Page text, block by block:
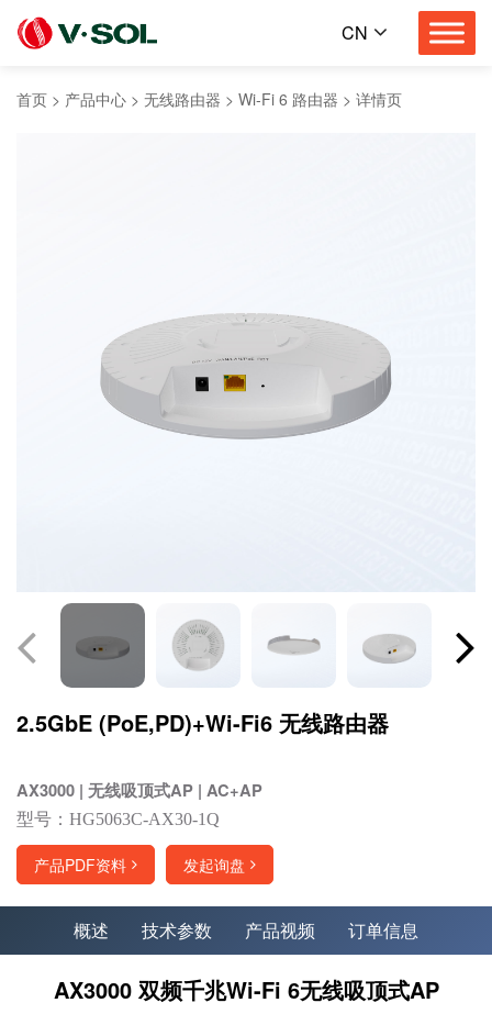
CN
首页 > 产品中心 > 无线路由器 > Wi-Fi 6 路由器 > 详情页
2.5GbE (PoE,PD)+Wi-Fi6 无线路由器
AX3000 | 无线吸顶式AP | AC+AP
型号：HG5063C-AX30-1Q
产品PDF资料 发起询盘
概述 技术参数 产品视频 订单信息
AX3000 双频千兆Wi-Fi 6无线吸顶式AP